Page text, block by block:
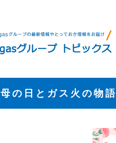
母の日とガス火の物語